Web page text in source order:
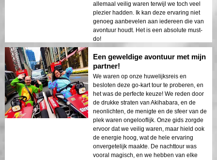
allemaal veilig waren terwijl we toch veel
plezier hadden. Ik kan deze ervaring niet
genoeg aanbevelen aan iedereen die van
avontuur houdt. Het is een absolute must-
do!
Een geweldige avontuur met mijn
partner!
We waren op onze huwelijksreis en
besloten deze go-kart tour te proberen, en
het was de perfecte keuze! We reden door
de drukke straten van Akihabara, en de
neonlichten, de menigte en de sfeer van de
plek waren ongelooflijk. Onze gids zorgde
ervoor dat we veilig waren, maar hield ook
de energie hoog, wat de hele ervaring
onvergetelijk maakte. De nachttour was
vooral magisch, en we hebben van elke